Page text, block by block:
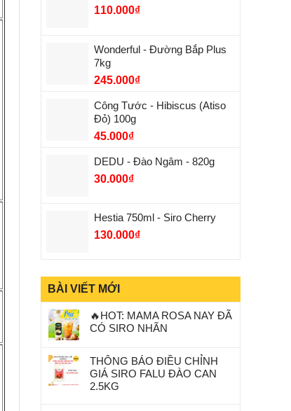
110.000₫
Wonderful - Đường Bắp Plus
7kg
245.000₫
Công Tước - Hibiscus (Atiso
Đỏ) 100g
45.000₫
DEDU - Đào Ngâm - 820g
30.000₫
Hestia 750ml - Siro Cherry
130.000₫
BÀI VIẾT MỚI
🔥HOT: MAMA ROSA NAY ĐÃ
CÓ SIRO NHÃN
THÔNG BÁO ĐIỀU CHỈNH
GIÁ SIRO FALU ĐÀO CAN
2.5KG